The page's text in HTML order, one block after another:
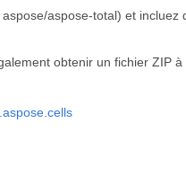
aspose-total) et
obtenir un fichier ZIP à